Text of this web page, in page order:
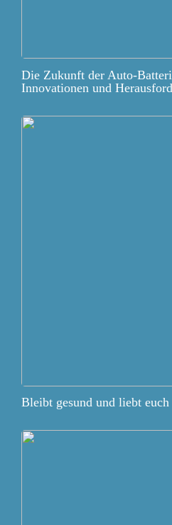
Die Zukunft der Auto-
Innovationen und
Bleibt gesund und liebt euch